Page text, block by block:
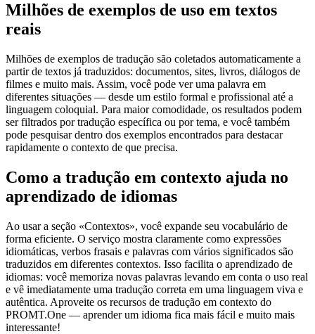
Milhões de exemplos de uso em textos
reais
Milhões de exemplos de tradução são coletados automaticamente a
partir de textos já traduzidos: documentos, sites, livros, diálogos de
filmes e muito mais. Assim, você pode ver uma palavra em
diferentes situações — desde um estilo formal e profissional até a
linguagem coloquial. Para maior comodidade, os resultados podem
ser filtrados por tradução específica ou por tema, e você também
pode pesquisar dentro dos exemplos encontrados para destacar
rapidamente o contexto de que precisa.
Como a tradução em contexto ajuda no
aprendizado de idiomas
Ao usar a seção «Contextos», você expande seu vocabulário de
forma eficiente. O serviço mostra claramente como expressões
idiomáticas, verbos frasais e palavras com vários significados são
traduzidos em diferentes contextos. Isso facilita o aprendizado de
idiomas: você memoriza novas palavras levando em conta o uso real
e vê imediatamente uma tradução correta em uma linguagem viva e
autêntica. Aproveite os recursos de tradução em contexto do
PROMT.One — aprender um idioma fica mais fácil e muito mais
interessante!